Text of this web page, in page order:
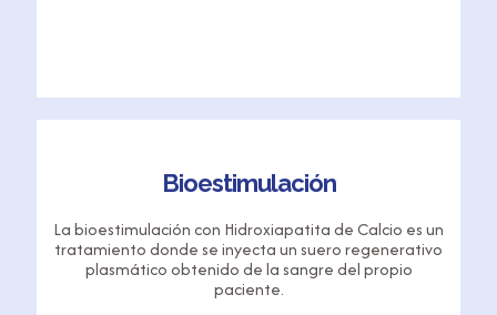
Bioestimulación
La bioestimulación con Hidroxiapatita de Calcio es un
tratamiento donde se inyecta un suero regenerativo
plasmático obtenido de la sangre del propio
paciente.